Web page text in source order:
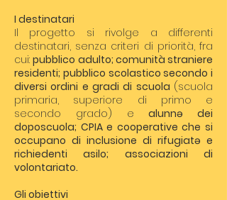
I destinatari
Il progetto si rivolge a differenti
destinatari, senza criteri di priorità, fra
cui:pubblico adulto; comunità straniere
residenti; pubblico scolastico secondo i
diversi ordini e gradi di scuola (scuola
primaria, superiore di primo e
secondo grado) e alunnə dei
doposcuola; CPIA e cooperative che si
occupano di inclusione di rifugiatə e
richiedenti asilo; associazioni di
volontariato.
Gli obiettivi